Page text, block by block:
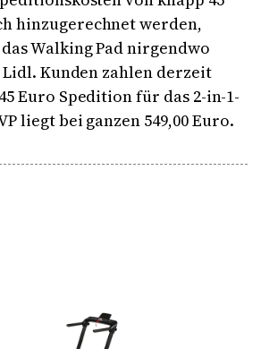
hinzugerechnet werden,
Walking Pad nirgendwo
Kunden zahlen derzeit
Euro Spedition für das 2-in-1-
liegt bei ganzen 549,00 Euro.